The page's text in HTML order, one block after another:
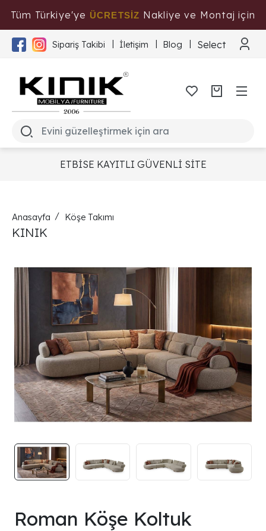
Tüm Türkiye'ye ÜCRETSİZ Nakliye ve Montaj için
Tıklayınız
Sipariş Takibi İletişim Blog Select
ETBİSE KAYITLI GÜVENLİ SİTE
Anasayfa Köşe Takımı
KINIK
Roman Köşe Koltuk